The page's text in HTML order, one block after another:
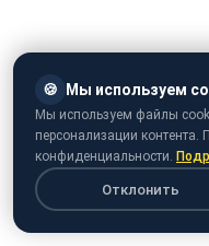
🍪 Мы используем
Мы используем файлы
персонализации контента.
конфиденциальности.
Отклонить